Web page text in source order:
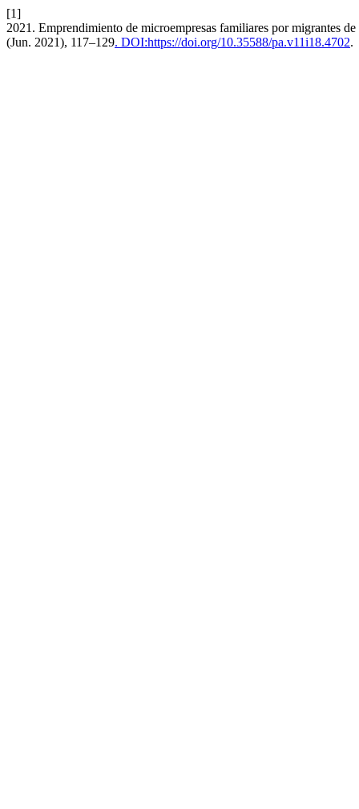
[1]
2021. Emprendimiento de microempresas familiares por migrantes
(Jun. 2021), 117–129. DOI:https://doi.org/10.35588/pa.v11i18.4702.